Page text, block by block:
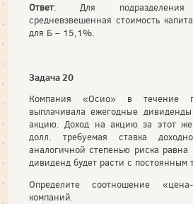
Ответ: Для
средневзвешенная стоимость
для Б – 15,1%.
Задача 20
Компания «Осио» в течение
выплачивала ежегодные
акцию. Доход на акцию за этот
долл. требуемая ставка
аналогичной степенью риска
дивиденд будет расти с постоянным
Определите соотношение
компаний.